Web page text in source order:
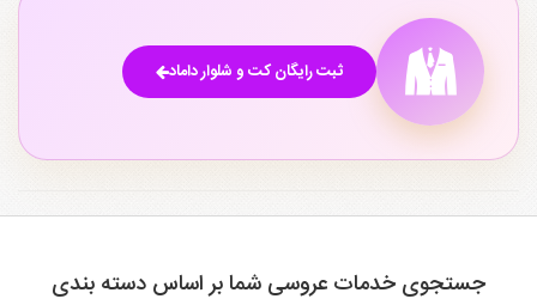
ثبت رایگان کت و شلوار داماد
جستجوی خدمات عروسی شما بر اساس دسته بندی